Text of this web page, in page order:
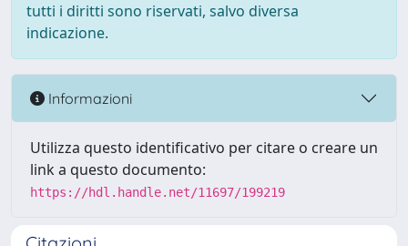
tutti i diritti sono riservati, salvo diversa
indicazione.
Informazioni
Utilizza questo identificativo per citare o creare un
link a questo documento:
https://hdl.handle.net/11697/199219